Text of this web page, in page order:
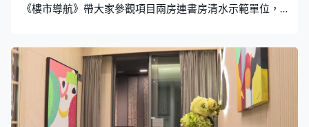
《樓市導航》帶大家參觀項目兩房連書房清水示範單位，